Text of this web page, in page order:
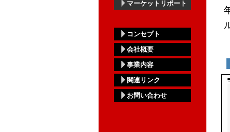
マーケットリポート
コンセプト
会社概要
事業内容
関連リンク
お問い合わせ